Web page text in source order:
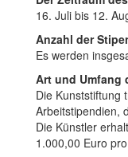
16. Juli bis 12.
Anzahl der
Es werden
Art und Umfang
Die Kunststiftung
Arbeitstipendien,
Die Künstler
1.000,00 Euro